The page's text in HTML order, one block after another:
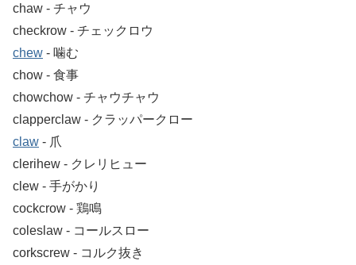
chaw ‐ チャウ
checkrow ‐ チェックロウ
chew ‐ 噛む
chow ‐ 食事
chowchow ‐ チャウチャウ
clapperclaw ‐ クラッパークロー
claw ‐ 爪
clerihew ‐ クレリヒュー
clew ‐ 手がかり
cockcrow ‐ 鶏鳴
coleslaw ‐ コールスロー
corkscrew ‐ コルク抜き